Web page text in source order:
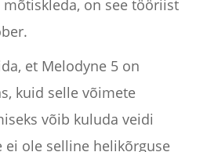
on see tööriist
et Melodyne 5 on
kuid selle võimete
võib kuluda veidi
ei ole selline helikõrguse